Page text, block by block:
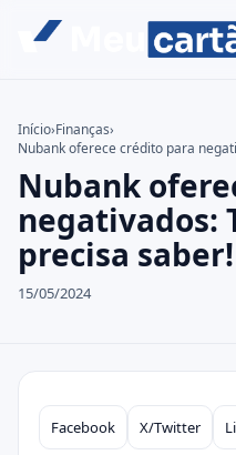
Cartão de crédito
Banco
Legal
Buscar no site
Buscar por:
Pressione Enter para
Início›Finanças›
Nubank oferece crédito para
Nubank
negativados:
precisa saber!
15/05/2024
Compartilhar
Facebook X/Twitter